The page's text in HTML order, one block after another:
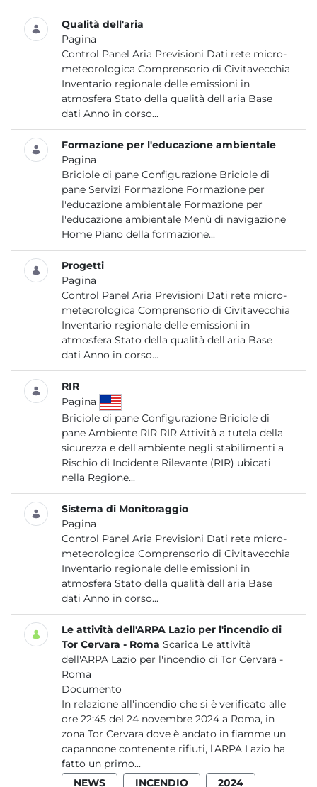
Qualità dell'aria
Pagina
Control Panel Aria Previsioni Dati rete micro-
meteorologica Comprensorio di Civitavecchia
Inventario regionale delle emissioni in
atmosfera Stato della qualità dell'aria Base
dati Anno in corso...
Formazione per l'educazione ambientale
Pagina
Briciole di pane Configurazione Briciole di
pane Servizi Formazione Formazione per
l'educazione ambientale Formazione per
l'educazione ambientale Menù di navigazione
Home Piano della formazione...
Progetti
Pagina
Control Panel Aria Previsioni Dati rete micro-
meteorologica Comprensorio di Civitavecchia
Inventario regionale delle emissioni in
atmosfera Stato della qualità dell'aria Base
dati Anno in corso...
RIR
Pagina
Briciole di pane Configurazione Briciole di
pane Ambiente RIR RIR Attività a tutela della
sicurezza e dell'ambiente negli stabilimenti a
Rischio di Incidente Rilevante (RIR) ubicati
nella Regione...
Sistema di Monitoraggio
Pagina
Control Panel Aria Previsioni Dati rete micro-
meteorologica Comprensorio di Civitavecchia
Inventario regionale delle emissioni in
atmosfera Stato della qualità dell'aria Base
dati Anno in corso...
Le attività dell'ARPA Lazio per l'incendio di
Tor Cervara - Roma Scarica Le attività
dell'ARPA Lazio per l'incendio di Tor Cervara -
Roma
Documento
In relazione all'incendio che si è verificato alle
ore 22:45 del 24 novembre 2024 a Roma, in
zona Tor Cervara dove è andato in fiamme un
capannone contenente rifiuti, l'ARPA Lazio ha
fatto un primo...
NEWS
INCENDIO 2024